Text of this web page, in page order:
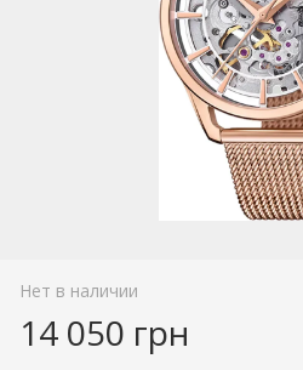
Нет в наличии
14 050 грн